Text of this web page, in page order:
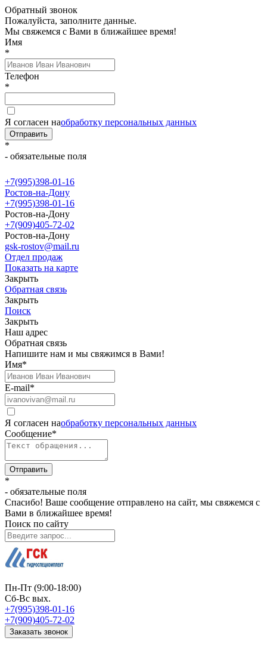
Обратный звонок
Пожалуйста, заполните данные.
Мы свяжемся с Вами в ближайшее время!
Имя
*
Телефон
*
Я согласен наобработку персональных данных
Отправить
*
- обязательные поля
+7(995)398-01-16
Ростов-на-Дону
+7(995)398-01-16
Ростов-на-Дону
+7(909)405-72-02
Ростов-на-Дону
gsk-rostov@mail.ru
Отдел продаж
Показать на карте
Закрыть
Обратная связь
Закрыть
Поиск
Закрыть
Наш адрес
Обратная связь
Напишите нам и мы свяжимся в Вами!
Имя*
E-mail*
Я согласен наобработку персональных данных
Сообщение*
Отправить
*
- обязательные поля
Спасибо! Ваше сообщение отправлено на сайт, мы свяжемся с
Вами в ближайшее время!
Поиск по сайту
Пн-Пт (9:00-18:00)
Сб-Вс вых.
+7(995)398-01-16
+7(909)405-72-02
Заказать звонок